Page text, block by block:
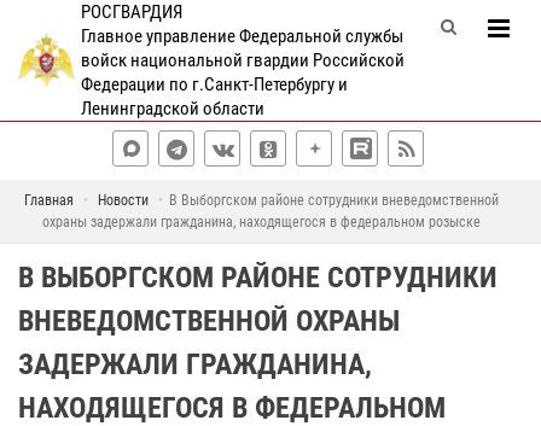
РОСГВАРДИЯ
Главное управление Федеральной службы
войск национальной гвардии Российской
Федерации по г.Санкт-Петербургу и
Ленинградской области
Главная Новости
В Выборгском районе сотрудники вневедомственной
охраны задержали гражданина, находящегося в федеральном розыске
В ВЫБОРГСКОМ РАЙОНЕ СОТРУДНИКИ
ВНЕВЕДОМСТВЕННОЙ ОХРАНЫ
ЗАДЕРЖАЛИ ГРАЖДАНИНА,
НАХОДЯЩЕГОСЯ В ФЕДЕРАЛЬНОМ